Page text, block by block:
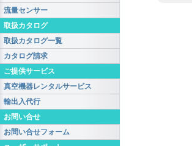
流量センサー
取扱カタログ
取扱カタログ一覧
カタログ請求
ご提供サービス
真空機器レンタルサービス
輸出入代行
お問い合せ
お問い合せフォーム